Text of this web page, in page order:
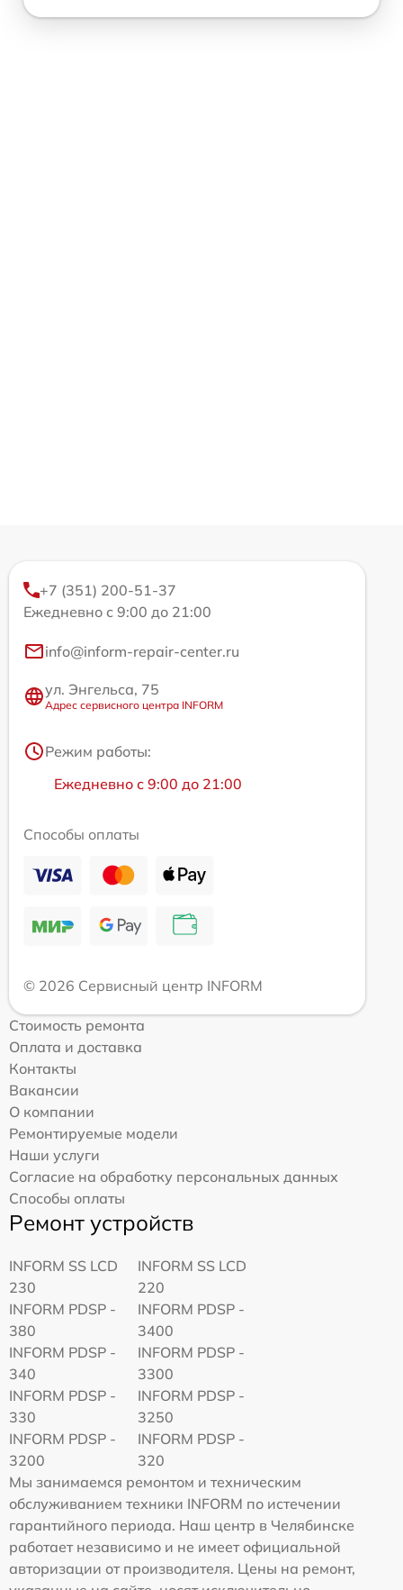
+7 (351) 200-51-37
Ежедневно с 9:00 до 21:00
info@inform-repair-center.ru
ул. Энгельса, 75
Адрес сервисного центра INFORM
Режим работы:
Ежедневно с 9:00 до 21:00
Способы оплаты
© 2026 Сервисный центр INFORM
Стоимость ремонта
Оплата и доставка
Контакты
Вакансии
О компании
Ремонтируемые модели
Наши услуги
Согласие на обработку персональных данных
Способы оплаты
Ремонт устройств
INFORM SS LCD
230
INFORM SS LCD
220
INFORM PDSP -
380
INFORM PDSP -
3400
INFORM PDSP -
340
INFORM PDSP -
3300
INFORM PDSP -
330
INFORM PDSP -
3250
INFORM PDSP -
3200
INFORM PDSP -
320
Мы занимаемся ремонтом и техническим
обслуживанием техники INFORM по истечении
гарантийного периода. Наш центр в Челябинске
работает независимо и не имеет официальной
авторизации от производителя. Цены на ремонт,